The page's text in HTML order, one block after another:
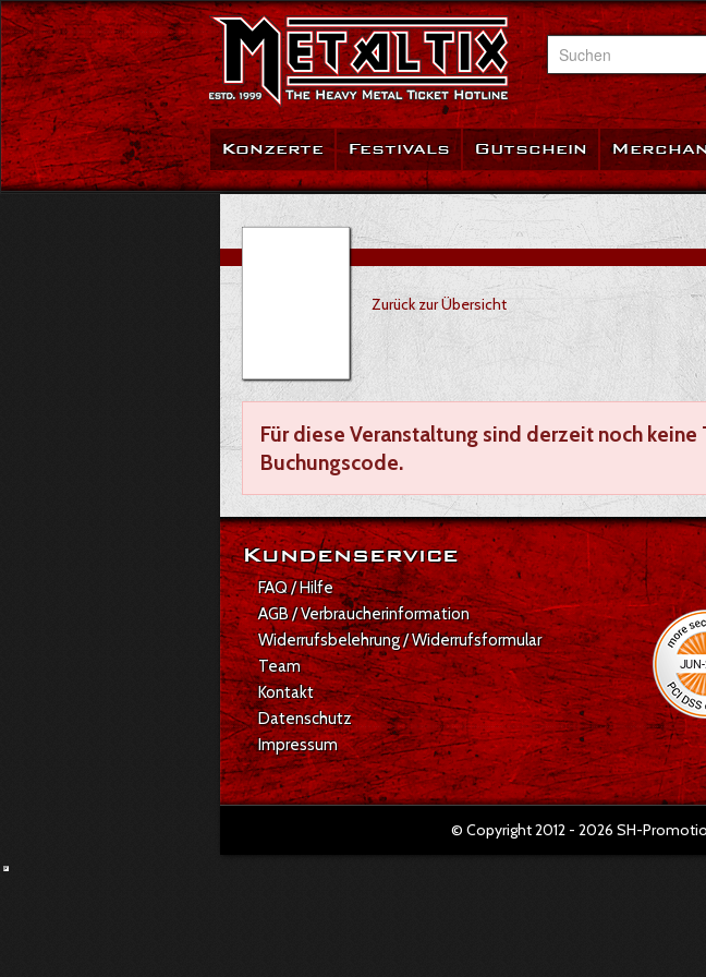
Suchen
Konzerte Festivals Gutschein
Zurück zur Übersicht
Für diese Veranstaltung sind derzeit noch
Buchungscode.
Kundenservice
FAQ / Hilfe
AGB / Verbraucherinformation
Widerrufsbelehrung / Widerrufsformular
Team
Kontakt
Datenschutz
Impressum
© Copyright 2012 - 2026 SH-